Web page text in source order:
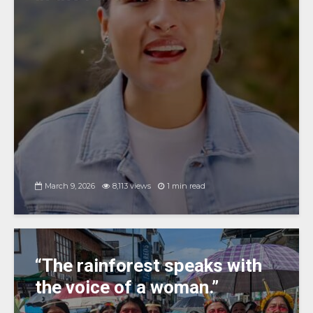
March 9, 2026 8,113 views 1 min read
“The rainforest speaks with
the voice of a woman.”